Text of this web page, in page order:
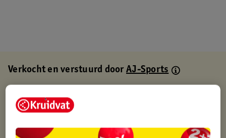
Verkocht en verstuurd doorAJ-Sports
Gratis thuisbezorgd
Gratis retourneren via verkooppartner.
Gratis punten met je Kruidvat kaart